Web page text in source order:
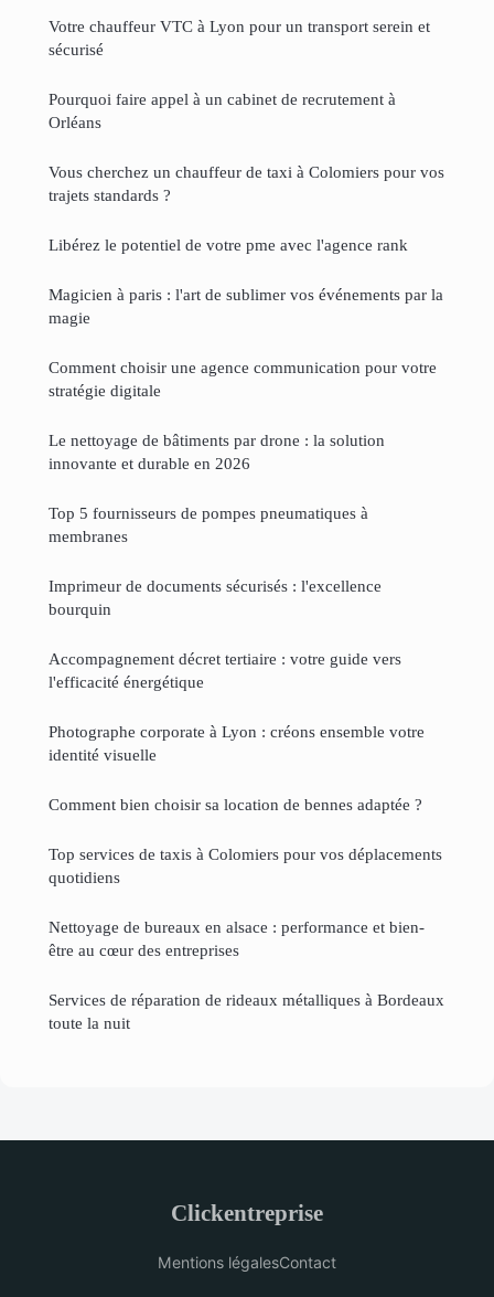
Votre chauffeur VTC à Lyon pour un transport serein et
sécurisé
Pourquoi faire appel à un cabinet de recrutement à
Orléans
Vous cherchez un chauffeur de taxi à Colomiers pour vos
trajets standards ?
Libérez le potentiel de votre pme avec l'agence rank
Magicien à paris : l'art de sublimer vos événements par la
magie
Comment choisir une agence communication pour votre
stratégie digitale
Le nettoyage de bâtiments par drone : la solution
innovante et durable en 2026
Top 5 fournisseurs de pompes pneumatiques à
membranes
Imprimeur de documents sécurisés : l'excellence
bourquin
Accompagnement décret tertiaire : votre guide vers
l'efficacité énergétique
Photographe corporate à Lyon : créons ensemble votre
identité visuelle
Comment bien choisir sa location de bennes adaptée ?
Top services de taxis à Colomiers pour vos déplacements
quotidiens
Nettoyage de bureaux en alsace : performance et bien-
être au cœur des entreprises
Services de réparation de rideaux métalliques à Bordeaux
toute la nuit
Clickentreprise
Mentions légalesContact